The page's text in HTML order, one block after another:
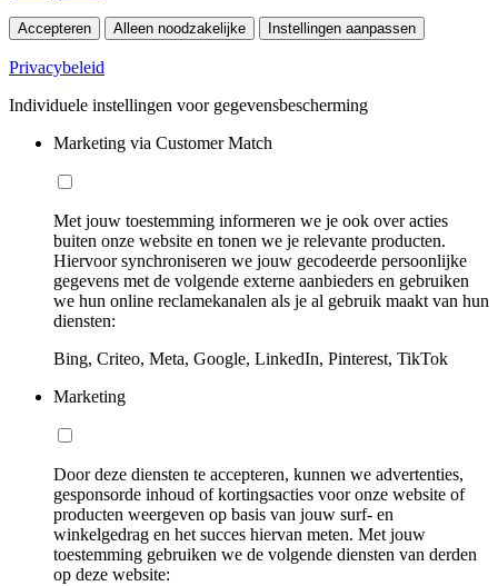
Accepteren Alleen noodzakelijke Instellingen aanpassen
Privacybeleid
Individuele instellingen voor gegevensbescherming
Marketing via Customer Match
Met jouw toestemming informeren we je ook over acties
buiten onze website en tonen we je relevante producten.
Hiervoor synchroniseren we jouw gecodeerde persoonlijke
gegevens met de volgende externe aanbieders en gebruiken
we hun online reclamekanalen als je al gebruik maakt van hun
diensten:
Bing, Criteo, Meta, Google, LinkedIn, Pinterest, TikTok
Marketing
Door deze diensten te accepteren, kunnen we advertenties,
gesponsorde inhoud of kortingsacties voor onze website of
producten weergeven op basis van jouw surf- en
winkelgedrag en het succes hiervan meten. Met jouw
toestemming gebruiken we de volgende diensten van derden
op deze website: